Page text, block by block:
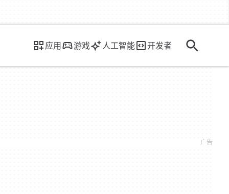
应用 游戏 人工智能 开发者